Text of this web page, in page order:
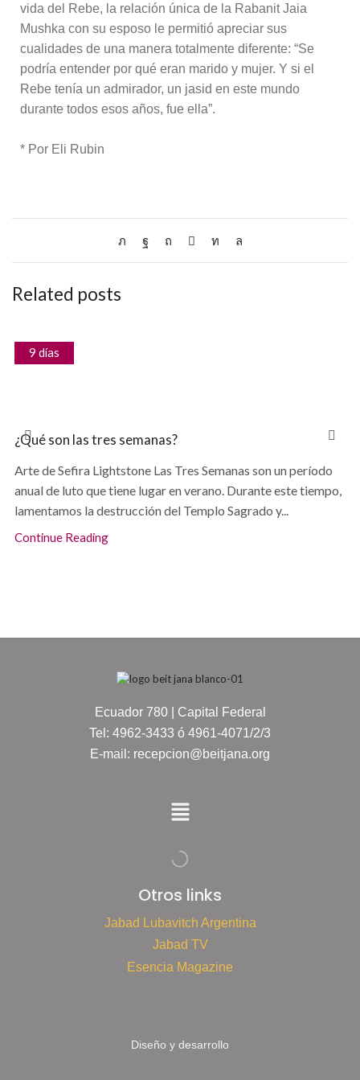
vida del Rebe, la relación única de la Rabanit Jaia
Mushka con su esposo le permitió apreciar sus
cualidades de una manera totalmente diferente: “Se
podría entender por qué eran marido y mujer. Y si el
Rebe tenía un admirador, un jasid en este mundo
durante todos esos años, fue ella”.
* Por Eli Rubin
Related posts
9 días
¿Qué son las tres semanas?
Arte de Sefira Lightstone Las Tres Semanas son un período
anual de luto que tiene lugar en verano. Durante este tiempo,
lamentamos la destrucción del Templo Sagrado y...
Continue Reading
Ecuador 780 | Capital Federal
Tel: 4962-3433 ó 4961-4071/2/3
E-mail: recepcion@beitjana.org
Otros links
Jabad Lubavitch Argentina
Jabad TV
Esencia Magazine
Diseño y desarrollo